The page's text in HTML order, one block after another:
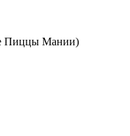
Пиццы Мании)